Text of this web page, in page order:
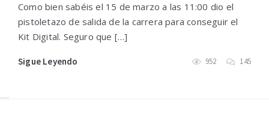
Como bien sabéis el 15 de marzo a las 11:00 dio el
pistoletazo de salida de la carrera para conseguir el
Kit Digital. Seguro que […]
Sigue Leyendo 952 145